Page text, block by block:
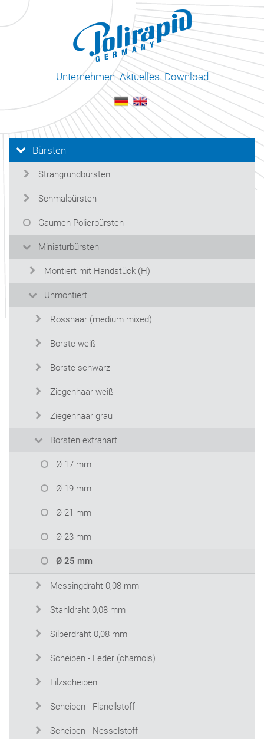
Unternehmen Aktuelles Download
Bürsten
Strangrundbürsten
Schmalbürsten
Gaumen-Polierbürsten
Miniaturbürsten
Montiert mit Handstück (H)
Unmontiert
Rosshaar (medium mixed)
Borste weiß
Borste schwarz
Ziegenhaar weiß
Ziegenhaar grau
Borsten extrahart
Ø 17 mm
Ø 19 mm
Ø 21 mm
Ø 23 mm
Ø 25 mm
Messingdraht 0,08 mm
Stahldraht 0,08 mm
Silberdraht 0,08 mm
Scheiben - Leder (chamois)
Filzscheiben
Scheiben - Flanellstoff
Scheiben - Nesselstoff